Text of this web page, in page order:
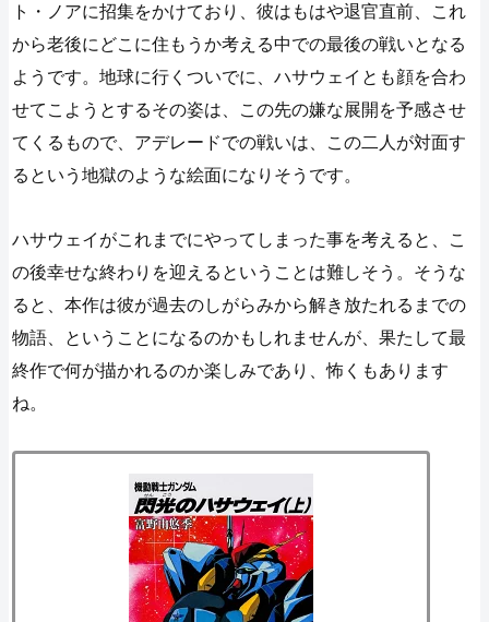
ト・ノアに招集をかけており、彼はもはや退官直前、これ
から老後にどこに住もうか考える中での最後の戦いとなる
ようです。地球に行くついでに、ハサウェイとも顔を合わ
せてこようとするその姿は、この先の嫌な展開を予感させ
てくるもので、アデレードでの戦いは、この二人が対面す
るという地獄のような絵面になりそうです。
ハサウェイがこれまでにやってしまった事を考えると、こ
の後幸せな終わりを迎えるということは難しそう。そうな
ると、本作は彼が過去のしがらみから解き放たれるまでの
物語、ということになるのかもしれませんが、果たして最
終作で何が描かれるのか楽しみであり、怖くもあります
ね。